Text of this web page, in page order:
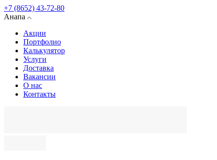
+7 (8652) 43-72-80
Анапа
Акции
Портфолио
Калькулятор
Услуги
Доставка
Вакансии
О нас
Контакты